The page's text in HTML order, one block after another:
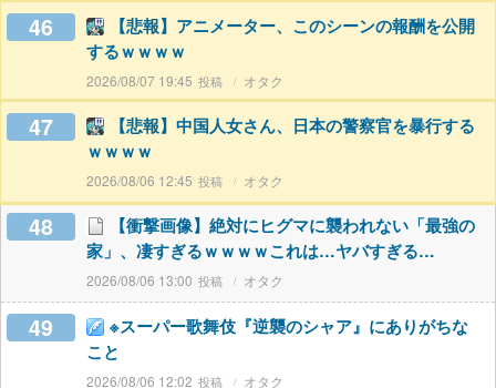
46
【悲報】アニメーター、このシーンの報酬を公開
するｗｗｗｗ
2026/08/07 19:45 オタク
47
【悲報】中国人女さん、日本の警察官を暴行する
ｗｗｗｗ
2026/08/06 12:45 オタク
48
【衝撃画像】絶対にヒグマに襲われない「最強の
家」、凄すぎるｗｗｗｗこれは…ヤバすぎる…
2026/08/06 13:00 オタク
49
※スーパー歌舞伎『逆襲のシャア』にありがちな
こと
2026/08/06 12:02 オタク